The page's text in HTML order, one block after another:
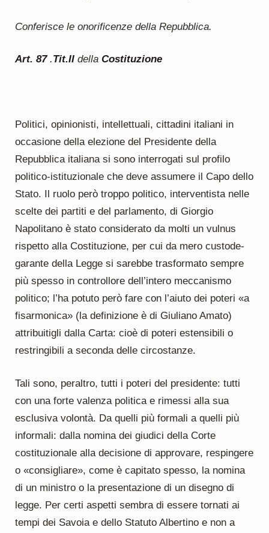
Conferisce le onorificenze della Repubblica.
Art. 87 .Tit.IIdella Costituzione
Politici, opinionisti, intellettuali, cittadini italiani in
occasione della elezione del Presidente della
Repubblica italiana si sono interrogati sul profilo
politico-istituzionale che deve assumere il Capo dello
Stato. Il ruolo però troppo politico, interventista nelle
scelte dei partiti e del parlamento, di Giorgio
Napolitano è stato considerato da molti un vulnus
rispetto alla Costituzione, per cui da mero custode-
garante della Legge si sarebbe trasformato sempre
più spesso in controllore dell’intero meccanismo
politico; l’ha potuto però fare con l’aiuto dei poteri «a
fisarmonica» (la definizione è di Giuliano Amato)
attribuitigli dalla Carta: cioè di poteri estensibili o
restringibili a seconda delle circostanze.
Tali sono, peraltro, tutti i poteri del presidente: tutti
con una forte valenza politica e rimessi alla sua
esclusiva volontà. Da quelli più formali a quelli più
informali: dalla nomina dei giudici della Corte
costituzionale alla decisione di approvare, respingere
o «consigliare», come è capitato spesso, la nomina
di un ministro o la presentazione di un disegno di
legge. Per certi aspetti sembra di essere tornati ai
tempi dei Savoia e dello Statuto Albertino e non a